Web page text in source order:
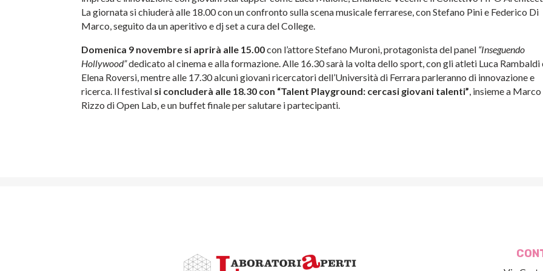
La giornata si chiuderà alle 18.00 con un confronto sulla scena musicale ferrarese, con Stefano Pini e Federico Di
Marco, seguito da un aperitivo e dj set a cura del College.
Domenica 9 novembre si aprirà alle 15.00con l’attore Stefano Muroni, protagonista del panel “Inseguendo
Hollywood”dedicato al cinema e alla formazione. Alle 16.30 sarà la volta dello sport, con gli atleti Luca Rambaldi
Elena Roversi, mentre alle 17.30 alcuni giovani ricercatori dell’Università di Ferrara parleranno di innovazione e
ricerca. Il festival si concluderà alle 18.30 con “Talent Playground: cercasi giovani talenti”, insieme a Marco
Rizzo di Open Lab, e un buffet finale per salutare i partecipanti.